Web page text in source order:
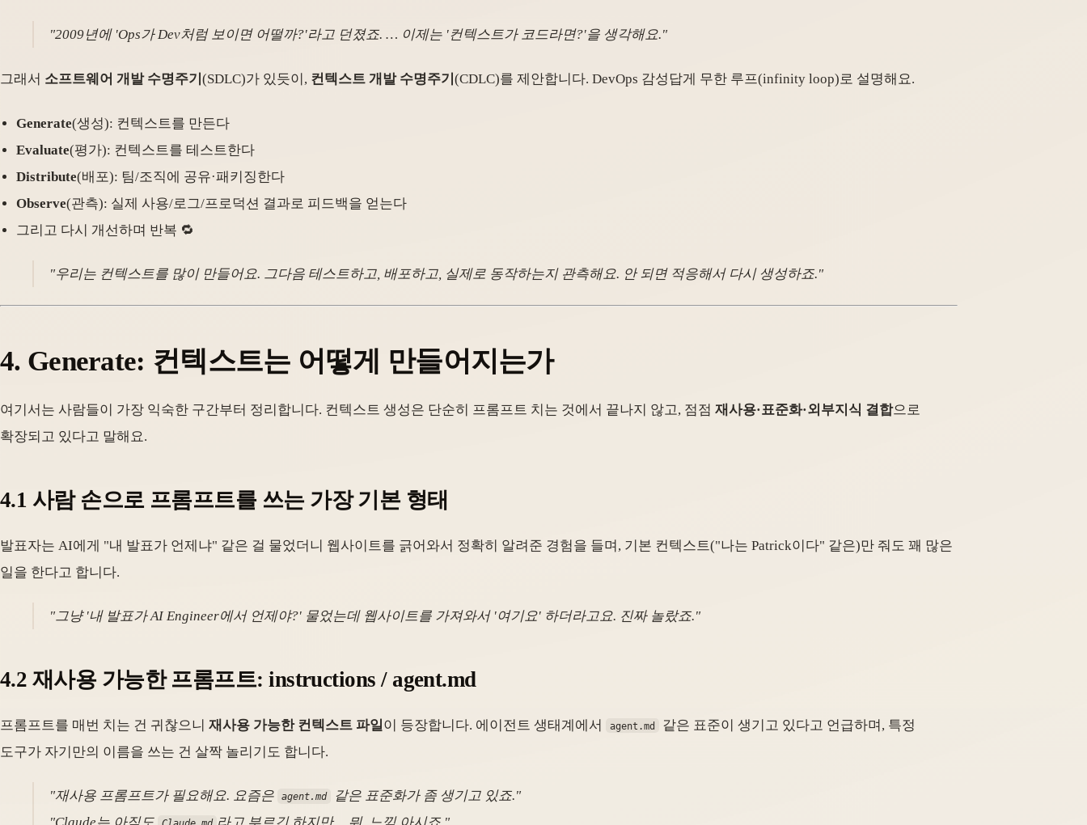
"2009년에 'Ops가 Dev처럼 보이면 어떨까?'라고 던졌죠. … 이제는 '컨텍스트가 코드라면?'을 생각해요."
그래서 소프트웨어 개발 수명주기 (SDLC)가 있듯이, 컨텍스트 개발 수명주기 (CDLC)를 제안합니다. DevOps 감성답게 무한 루프(infinity loop)로 설명해요.
Generate(생성): 컨텍스트를 만든다
Evaluate(평가): 컨텍스트를 테스트한다
Distribute(배포): 팀/조직에 공유·패키징한다
Observe(관측): 실제 사용/로그/프로덕션 결과로 피드백을 얻는다
그리고 다시 개선하며 반복 🔁
"우리는 컨텍스트를 많이 만들어요. 그다음 테스트하고, 배포하고, 실제로 동작하는지 관측해요. 안 되면 적응해서 다시 생성하죠."
4. Generate: 컨텍스트는 어떻게 만들어지는가
여기서는 사람들이 가장 익숙한 구간부터 정리합니다. 컨텍스트 생성은 단순히 프롬프트 치는 것에서 끝나지 않고, 점점 재사용·표준화·외부지식 결합으로
확장되고 있다고 말해요.
4.1 사람 손으로 프롬프트를 쓰는 가장 기본 형태
발표자는 AI에게 "내 발표가 언제냐" 같은 걸 물었더니 웹사이트를 긁어와서 정확히 알려준 경험을 들며, 기본 컨텍스트("나는 Patrick이다" 같은)만 줘도 꽤 많은
일을 한다고 합니다.
"그냥 '내 발표가 AI Engineer에서 언제야?' 물었는데 웹사이트를 가져와서 '여기요' 하더라고요. 진짜 놀랐죠."
4.2 재사용 가능한 프롬프트:instructions / agent.md
프롬프트를 매번 치는 건 귀찮으니 재사용 가능한 컨텍스트 파일 이 등장합니다. 에이전트 생태계에서 agent.md
같은 표준이 생기고 있다고 언급하며, 특정
도구가 자기만의 이름을 쓰는 건 살짝 놀리기도 합니다.
"재사용 프롬프트가 필요해요. 요즘은 agent.md
같은 표준화가 좀 생기고 있죠."